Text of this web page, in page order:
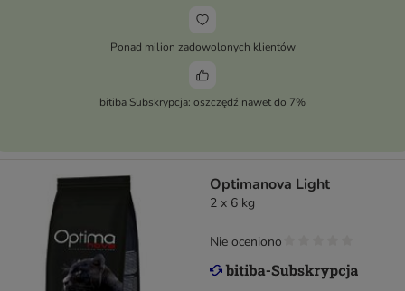
Ponad milion zadowolonych klientów
bitiba Subskrypcja: oszczędź nawet do 7%
Optimanova Light
2 x 6 kg
Nie oceniono